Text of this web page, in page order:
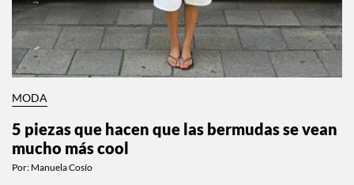
MODA
5 piezas que hacen que las bermudas se vean
mucho más cool
Por: Manuela Cosío